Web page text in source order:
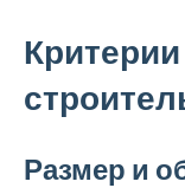
Размер и